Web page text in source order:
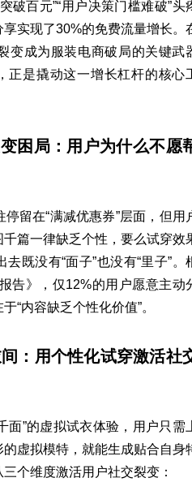
破百元”“用户决策门槛难破”头
实现了30%的免费流量增长。
变成为服装电商破局的关键武
是撬动这一增长杠杆的核心
困局：用户为什么不愿
留在“满减优惠券”层面，但用
篇一律缺乏个性，要么试穿效
既没有“面子”也没有“里子”。
告》，仅12%的用户愿意主动
“内容缺乏个性化价值”。
：用个性化试穿激活社
面”的虚拟试衣体验，用户只需
虚拟模特，就能生成贴合自身
个维度激活用户社交裂变：